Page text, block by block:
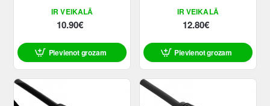
IR VEIKALĀ
10.90€
Pievienot grozam
IR VEIKALĀ
12.80€
Pievienot grozam